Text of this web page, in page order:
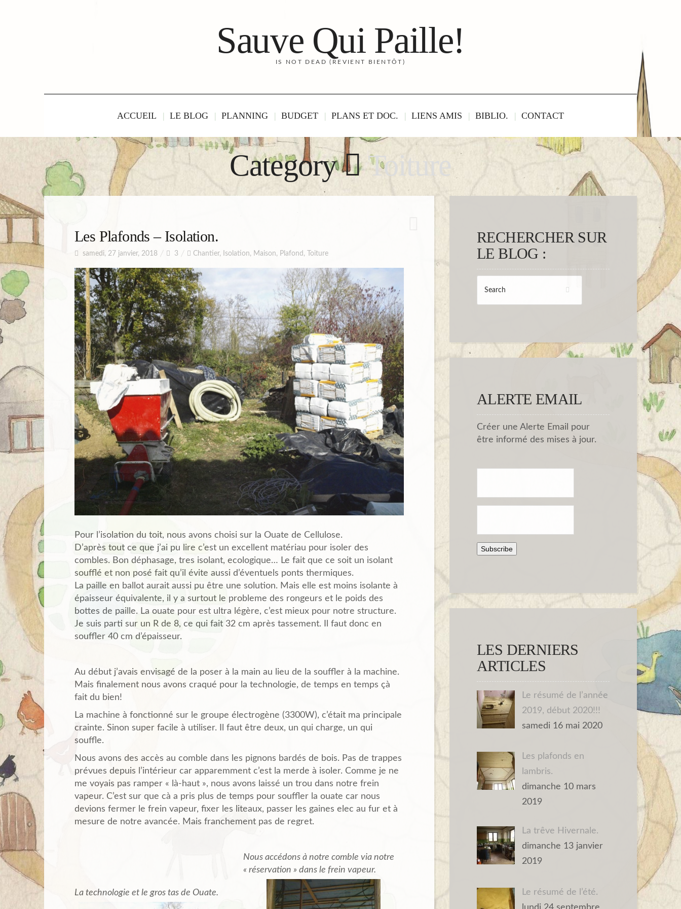
Sauve Qui Paille!
IS NOT DEAD (REVIENT BIENTÔT)
ACCUEIL LE BLOG PLANNING BUDGET PLANS ET DOC. LIENS AMIS BIBLIO. CONTACT
Category Toiture
Les Plafonds – Isolation.
samedi, 27 janvier, 2018 3 Chantier, Isolation, Maison, Plafond , Toiture
Pour l’isolation du toit, nous avons choisi sur la Ouate de Cellulose.
D’après tout ce que j’ai pu lire c’est un excellent matériau pour isoler des
combles. Bon déphasage, tres isolant, ecologique… Le fait que ce soit un isolant
soufflé et non posé fait qu’il évite aussi d’éventuels ponts thermiques.
La paille en ballot aurait aussi pu être une solution. Mais elle est moins isolante à
épaisseur équivalente, il y a surtout le probleme des rongeurs et le poids des
bottes de paille. La ouate pour est ultra légère, c’est mieux pour notre structure.
Je suis parti sur un R de 8, ce qui fait 32 cm après tassement. Il faut donc en
souffler 40 cm d’épaisseur.
Au début j’avais envisagé de la poser à la main au lieu de la souffler à la machine.
Mais finalement nous avons craqué pour la technologie, de temps en temps çà
fait du bien!
La machine à fonctionné sur le groupe électrogène (3300W), c’était ma principale
crainte. Sinon super facile à utiliser. Il faut être deux, un qui charge, un qui
souffle.
Nous avons des accès au comble dans les pignons bardés de bois. Pas de trappes
prévues depuis l’intérieur car apparemment c’est la merde à isoler. Comme je ne
me voyais pas ramper « là-haut », nous avons laissé un trou dans notre frein
vapeur. C’est sur que cà a pris plus de temps pour souffler la ouate car nous
devions fermer le frein vapeur, fixer les liteaux, passer les gaines elec au fur et à
mesure de notre avancée. Mais franchement pas de regret.
La technologie et le gros tas de Ouate.
Nous accédons à notre comble via notre
« réservation » dans le frein vapeur.
RECHERCHER SUR
LE BLOG :
ALERTE EMAIL
Créer une Alerte Email pour
être informé des mises à jour.
LES DERNIERS
ARTICLES
Le résumé de l’année
2019, début 2020!!!
samedi 16 mai 2020
Les plafonds en
lambris.
dimanche 10 mars
2019
La trêve Hivernale.
dimanche 13 janvier
2019
Le résumé de l’été.